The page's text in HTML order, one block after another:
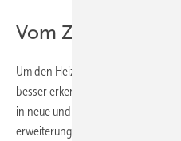
Vom Zubrot zum
Um den Heizungsmarkt, die
besser erkennen zu können, ist es
in neue und in bestehende
erweiterung) aufzuteilen. Denn im